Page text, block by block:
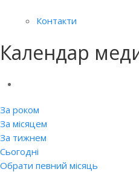
Контакти
Календар
За роком
За місяцем
За тижнем
Сьогодні
Обрати певний місяць